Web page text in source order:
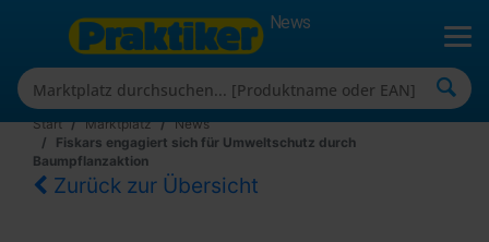
News
Start Marktplatz
News
Fiskars engagiert sich für Umweltschutz durch
Baumpflanzaktion
Zurück zur Übersicht